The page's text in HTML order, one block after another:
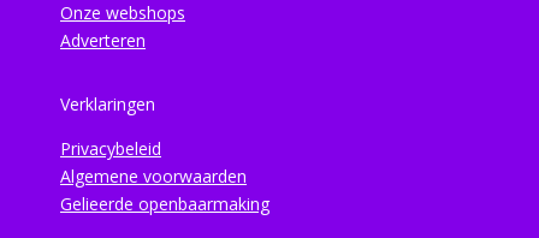
Onze webshops
Adverteren
Verklaringen
Privacybeleid
Algemene voorwaarden
Gelieerde openbaarmaking